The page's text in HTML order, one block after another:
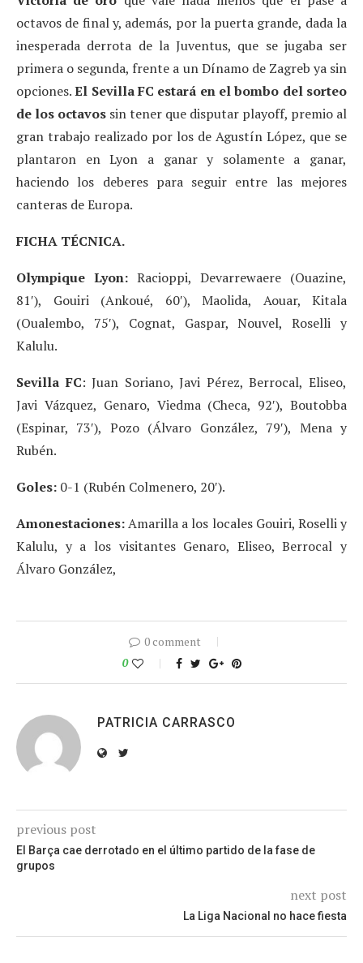
octavos de final y, además, por la puerta grande, dada la
inesperada derrota de la Juventus, que se jugaba ser
primera o segunda, frente a un Dínamo de Zagreb ya sin
opciones.El Sevilla FC estará en el bombo del sorteo
de los octavos sin tener que disputar playoff, premio al
gran trabajo realizado por los de Agustín López, que se
plantaron en Lyon a ganar y solamente a ganar,
haciendo los deberes para seguir entre las mejores
canteras de Europa.
FICHA TÉCNICA.
Olympique Lyon: Racioppi, Devarrewaere (Ouazine,
81′), Gouiri (Ankoué, 60′), Maolida, Aouar, Kitala
(Oualembo, 75′), Cognat, Gaspar, Nouvel, Roselli y
Kalulu.
Sevilla FC: Juan Soriano, Javi Pérez, Berrocal, Eliseo,
Javi Vázquez, Genaro, Viedma (Checa, 92′), Boutobba
(Espinar, 73′), Pozo (Álvaro González, 79′), Mena y
Rubén.
Goles: 0-1 (Rubén Colmenero, 20′).
Amonestaciones:Amarilla a los locales Gouiri, Roselli y
Kalulu, y a los visitantes Genaro, Eliseo, Berrocal y
Álvaro González,
0 comment
0
PATRICIA CARRASCO
previous post
El Barça cae derrotado en el último partido de la fase de
grupos
next post
La Liga Nacional no hace fiesta